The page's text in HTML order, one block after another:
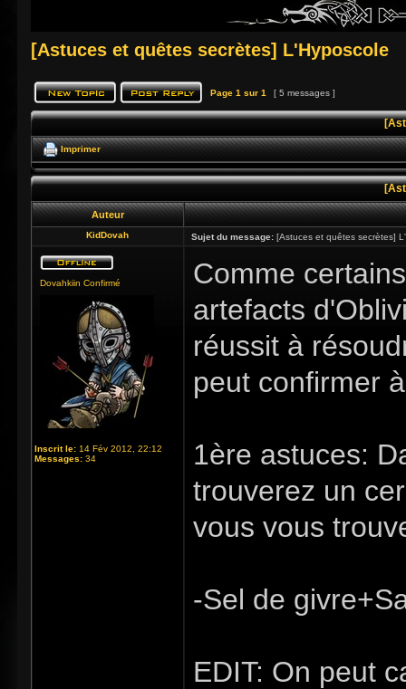
[Astuces et quêtes secrètes] L'Hyposcole
Page 1 sur 1 [ 5 messages ]
Imprimer
Auteur
KidDovah Sujet du message: [Astuces et quêtes secrètes]
Dovahkiin Confirmé
Inscrit le: 14 Fév 2012, 22:12
Messages: 34
Comme
artefacts
réussit à
peut confirmer
1ère astuces:
trouverez un
vous vous
-Sel de
EDIT: On peut